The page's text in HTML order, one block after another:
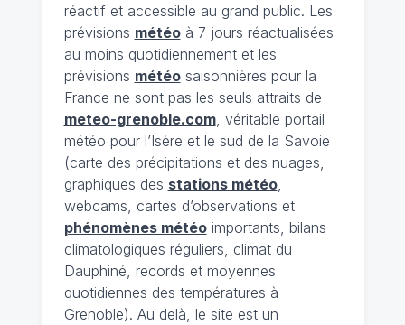
réactif et accessible au grand public. Les
prévisions météoà 7 jours réactualisées
au moins quotidiennement et les
prévisions météosaisonnières pour la
France ne sont pas les seuls attraits de
meteo-grenoble.com, véritable portail
météo pour l’Isère et le sud de la Savoie
(carte des précipitations et des nuages,
graphiques des stations météo,
webcams, cartes d’observations et
phénomènes météoimportants, bilans
climatologiques réguliers, climat du
Dauphiné, records et moyennes
quotidiennes des températures à
Grenoble). Au delà, le site est un